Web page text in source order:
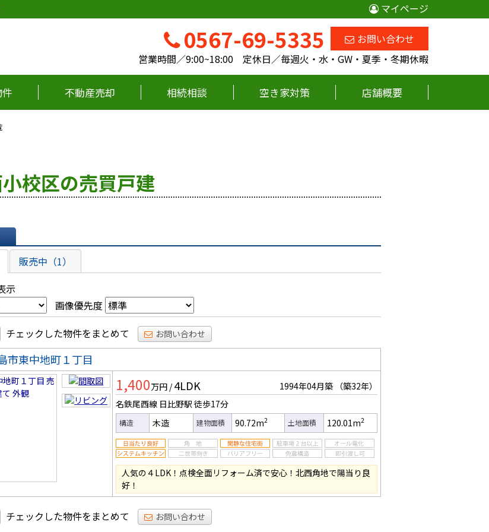
マイページ
0567-69-5335
お問い合わせ
営業時間／9:00~18:00 定休日／毎週火・水・GW・夏季・冬期休暇
不動産売却 相続相談 空き家対策 店舗概要
校区の売買戸建
販売中（1）
示
画像優先度
チェックした物件をまとめて お問い合わせ
市東中地町１丁目
1,400万円 / 4LDK 1994年04月築
（築32年）
名鉄尾西線 日比野駅 徒歩17分
構造 木造 建物面積 90.72m2 土地面積 120.01m2
人気の４LDK！点検全面リフォーム済で安心！北西角地で陽当り良
好！
チェックした物件をまとめて お問い合わせ